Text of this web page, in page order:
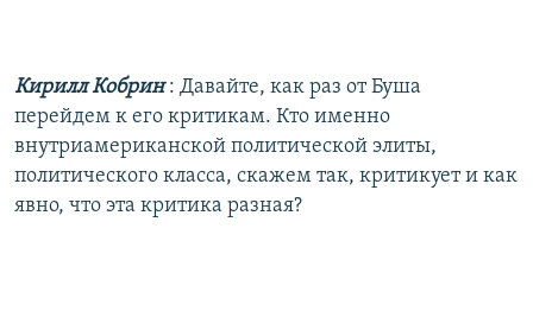
Кирилл Кобрин: Давайте, как раз от Буша
перейдем к его критикам. Кто именно
внутриамериканской политической элиты,
политического класса, скажем так, критикует и как
явно, что эта критика разная?